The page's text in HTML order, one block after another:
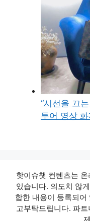
“시선을 끄
투어 영상 화
핫이슈챗 컨텐츠는
있습니다. 의도치 않
합한 내용이 등록되
고부탁드립니다. 파